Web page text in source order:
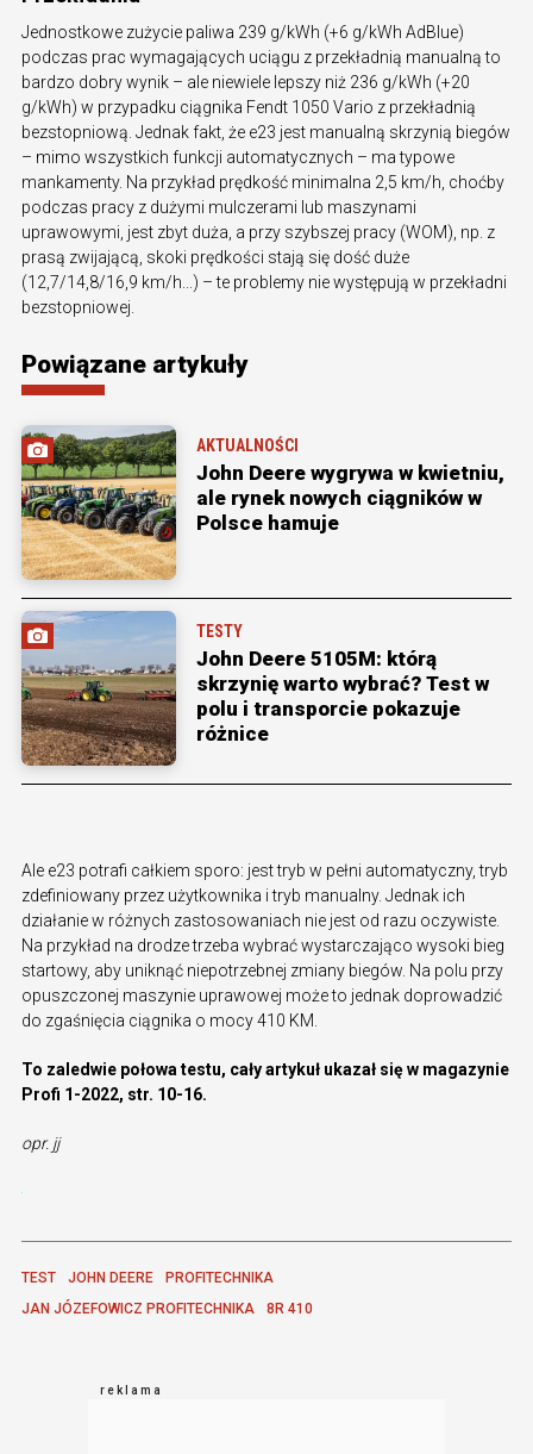
Jednostkowe zużycie paliwa 239 g/kWh (+6 g/kWh AdBlue)
podczas prac wymagających uciągu z przekładnią manualną to
bardzo dobry wynik – ale niewiele lepszy niż 236 g/kWh (+20
g/kWh) w przypadku ciągnika Fendt 1050 Vario z przekładnią
bezstopniową. Jednak fakt, że e23 jest manualną skrzynią biegów
– mimo wszystkich funkcji automatycznych – ma typowe
mankamenty. Na przykład prędkość minimalna 2,5 km/h, choćby
podczas pracy z dużymi mulczerami lub maszynami
uprawowymi, jest zbyt duża, a przy szybszej pracy (WOM), np. z
prasą zwijającą, skoki prędkości stają się dość duże
(12,7/14,8/16,9 km/h...) – te problemy nie występują w przekładni
bezstopniowej.
Powiązane artykuły
AKTUALNOŚCI
John Deere wygrywa w kwietniu,
ale rynek nowych ciągników w
Polsce hamuje
TESTY
John Deere 5105M: którą
skrzynię warto wybrać? Test w
polu i transporcie pokazuje
różnice
Ale e23 potrafi całkiem sporo: jest tryb w pełni automatyczny, tryb
zdefiniowany przez użytkownika i tryb manualny. Jednak ich
działanie w różnych zastosowaniach nie jest od razu oczywiste.
Na przykład na drodze trzeba wybrać wystarczająco wysoki bieg
startowy, aby uniknąć niepotrzebnej zmiany biegów. Na polu przy
opuszczonej maszynie uprawowej może to jednak doprowadzić
do zgaśnięcia ciągnika o mocy 410 KM.
To zaledwie połowa testu, cały artykuł ukazał się w magazynie
Profi 1-2022, str. 10-16.
opr. jj
TEST JOHN DEERE
PROFITECHNIKA
JAN JÓZEFOWICZ PROFITECHNIKA
8R 410